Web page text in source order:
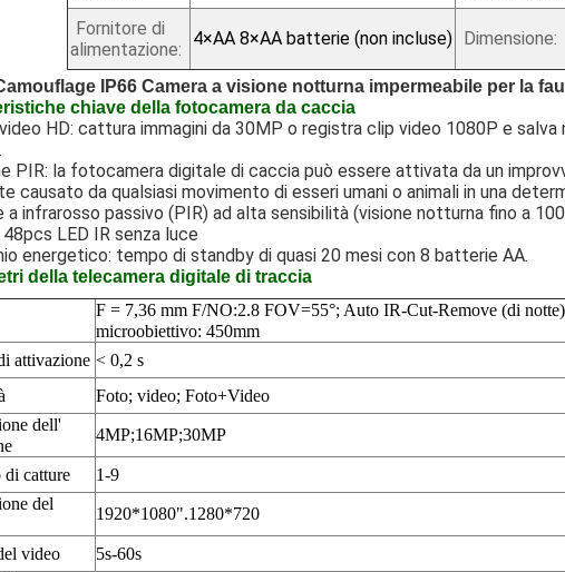
Fornitore di
alimentazione:
4×AA 8×AA batterie (non incluse) Dimensione:
IP66 Camera a visione notturna impermeabile per la
chiave della fotocamera da caccia
HD: cattura immagini da 30MP o registra clip video 1080P e
PIR: la fotocamera digitale di caccia può essere attivata da un
causato da qualsiasi movimento di esseri umani o animali in una
a infrarosso passivo (PIR) ad alta sensibilità (visione notturna fino a
48pcs LED IR senza luce
energetico: tempo di standby di quasi 20 mesi con 8 batterie AA.
della telecamera digitale di traccia
F = 7,36 mm F/NO:2.8 FOV=55°; Auto IR-Cut-Remove (di
microobiettivo: 450mm
attivazione < 0,2 s
Foto; video; Foto+Video
dell'
4MP;16MP;30MP
di catture
1-9
del
1920*1080".1280*720
video
5s-60s